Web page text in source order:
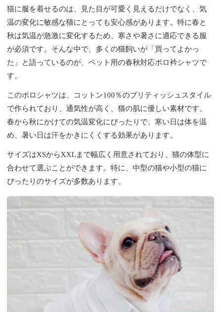
猫に服を着せるのは、見た目が可愛く見えるだけでなく、気
温の変化に敏感な猫にとっても安心感があります。特に春と
秋は気温が急激に変化するため、寒さや暑さに適応できる服
が必須です。そんな中で、多くの猫飼いが「買ってよかっ
た」と語っているのが、ペット用の春秋対応ポロ衿シャツで
す。
このポロシャツは、コットン100％のブリティッシュスタイル
で作られており、通気性が高く、猫の肌に優しい素材です。
春から秋にかけての気温変化にぴったりで、寒い日は体を温
め、暑い日は汗をかきにくくする効果があります。
サイズはXSからXXLまで幅広く用意されており、猫の体型に
合わせて選ぶことができます。特に、中型の猫や小型の猫に
ぴったりのサイズが多数あります。